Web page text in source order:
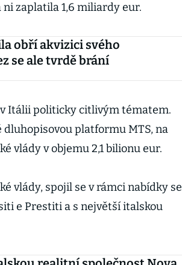
zaplatila 1,6 miliardy eur.
obří akvizici svého
se ale tvrdě brání
Itálii politicky citlivým tématem.
platformu MTS, na
vlády v objemu 2,1 bilionu eur.
vlády, spojil se v rámci nabídky se
e Prestiti a s největší italskou